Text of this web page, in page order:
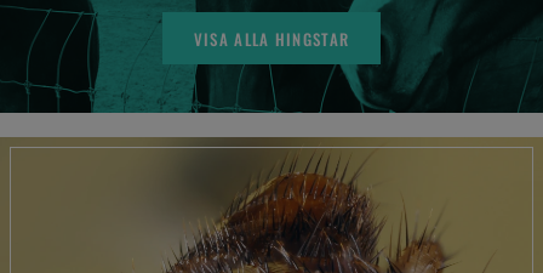
VISA ALLA HINGSTAR